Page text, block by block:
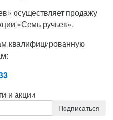
осуществляет продажу
«Семь ручьев».
квалифицированную
и акции